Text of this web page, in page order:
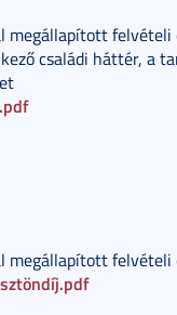
felvételi
családi háttér, a
megállapított felvételi